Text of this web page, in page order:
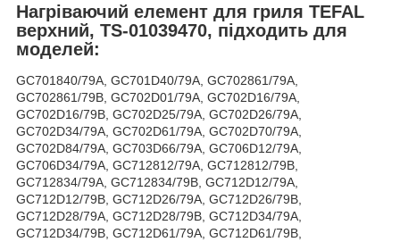
Нагріваючий елемент для гриля TEFAL
верхний, TS-01039470, підходить для
моделей:
GC701840/79A, GC701D40/79A, GC702861/79A,
GC702861/79B, GC702D01/79A, GC702D16/79A,
GC702D16/79B, GC702D25/79A, GC702D26/79A,
GC702D34/79A, GC702D61/79A, GC702D70/79A,
GC702D84/79A, GC703D66/79A, GC706D12/79A,
GC706D34/79A, GC712812/79A, GC712812/79B,
GC712834/79A, GC712834/79B, GC712D12/79A,
GC712D12/79B, GC712D26/79A, GC712D26/79B,
GC712D28/79A, GC712D28/79B, GC712D34/79A,
GC712D34/79B, GC712D61/79A, GC712D61/79B,